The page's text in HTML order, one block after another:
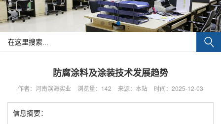
防腐涂料及涂装技术发展趋势
作者：河南滨海实业 浏览量：142 来源：本站 时间：2025-12-03
信息摘要：